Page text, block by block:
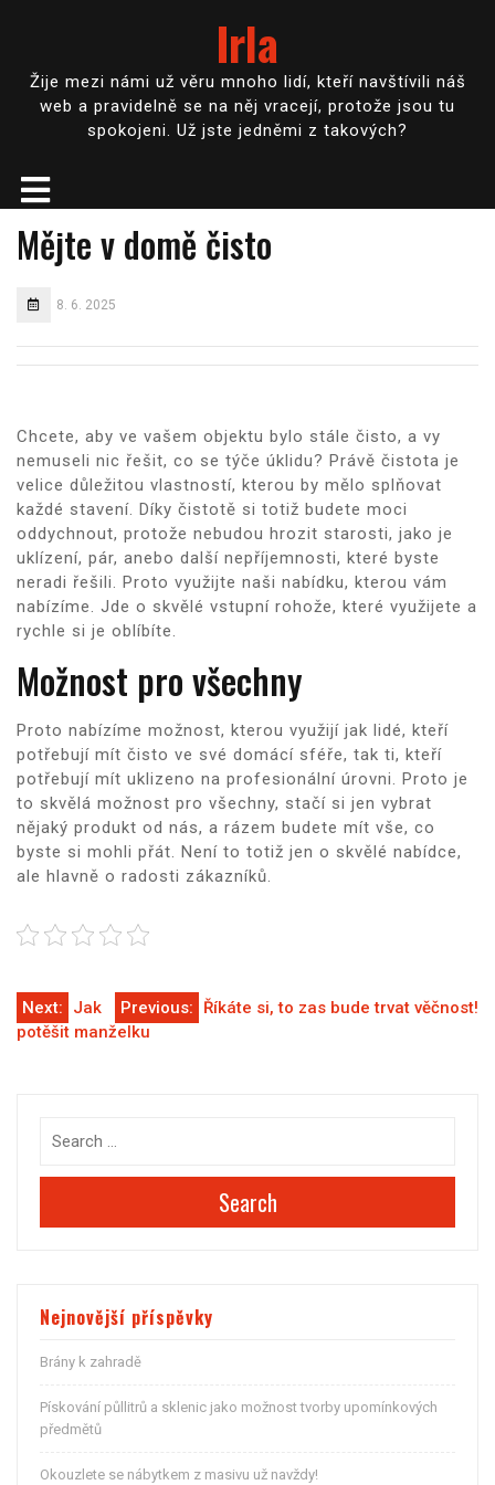
Irla
Žije mezi námi už věru mnoho lidí, kteří navštívili náš
web a pravidelně se na něj vracejí, protože jsou tu
spokojeni. Už jste jedněmi z takových?
Mějte v domě čisto
8. 6. 2025
Chcete, aby ve vašem objektu bylo stále čisto, a vy
nemuseli nic řešit, co se týče úklidu? Právě čistota je
velice důležitou vlastností, kterou by mělo splňovat
každé stavení. Díky čistotě si totiž budete moci
oddychnout, protože nebudou hrozit starosti, jako je
uklízení, pár, anebo další nepříjemnosti, které byste
neradi řešili. Proto využijte naši nabídku, kterou vám
nabízíme. Jde o skvělé vstupní rohože, které využijete a
rychle si je oblíbíte.
Možnost pro všechny
Proto nabízíme možnost, kterou využijí jak lidé, kteří
potřebují mít čisto ve své domácí sféře, tak ti, kteří
potřebují mít uklizeno na profesionální úrovni. Proto je
to skvělá možnost pro všechny, stačí si jen vybrat
nějaký produkt od nás, a rázem budete mít vše, co
byste si mohli přát. Není to totiž jen o skvělé nabídce,
ale hlavně o radosti zákazníků.
Navigace
pro
Previous: Říkáte si, to zas bude trvat věčnost!
Next:
Jak
potěšit manželku
Search
Nejnovější příspěvky
Brány k zahradě
Pískování půllitrů a sklenic jako možnost tvorby upomínkových
předmětů
Okouzlete se nábytkem z masivu už navždy!